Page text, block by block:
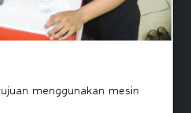
menggunakan mesin